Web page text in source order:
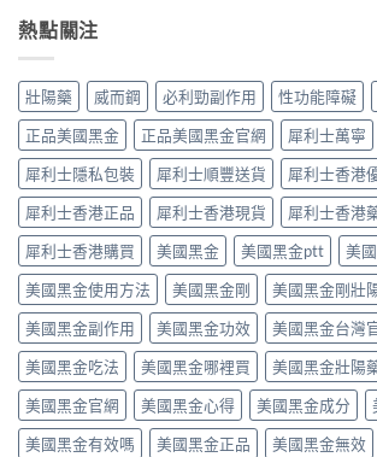
這
5
事〉
反
穩？〉
中
效
高
勃
起
硬
度〉
中
不
能
使
用
血
管
擴
張
類
藥
物：
硝
酸
酯
死
線
的
醫
理
解
士
（他
拉
非）
劑
量
點
揀？
10mg、
20mg
按
需
定
5mg
每
日
錠？
藥
師
唔
背
熱點關注
壯陽藥 威而鋼 必利勁副作用 性功能障礙
正品美國黑金
正品美國黑金官網 犀利士萬寧
犀利士隱私包裝
犀利士順豐送貨
犀利士香港
犀利士香港正品
犀利士香港現貨
犀利士香港
犀利士香港購買
美國黑金 美國黑金ptt
美
美國黑金使用方法
美國黑金剛
美國黑金剛壯
美國黑金副作用
美國黑金功效
美國黑金台灣
美國黑金吃法
美國黑金哪裡買 美國黑金壯陽
美國黑金官網
美國黑金心得 美國黑金成分
美國黑金有效嗎
美國黑金正品 美國黑金無效